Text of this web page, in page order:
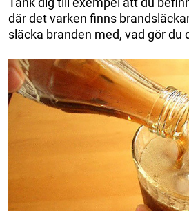
där det varken finns
släcka branden med, vad gör du